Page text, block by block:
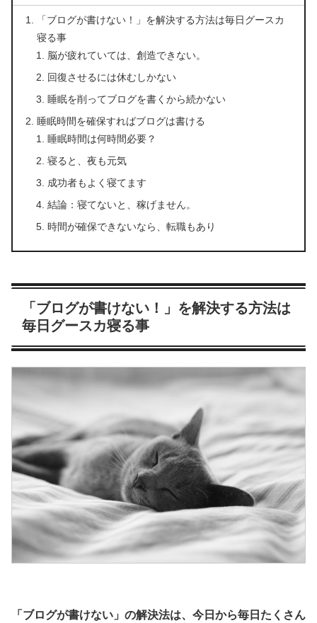
「ブログが書けない！」を解決する方法は毎日グースカ
寝る事
脳が疲れていては、創造できない。
回復させるには休むしかない
睡眠を削ってブログを書くから続かない
睡眠時間を確保すればブログは書ける
睡眠時間は何時間必要？
寝ると、夜も元気
成功者もよく寝てます
結論：寝てないと、稼げません。
時間が確保できないなら、転職もあり
「ブログが書けない！」を解決する方法は
毎日グースカ寝る事
「ブログが書けない」の解決法は、今日から毎日たくさん